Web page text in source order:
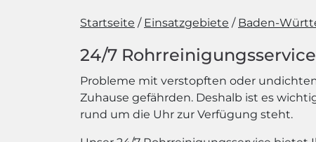
Startseite Einsatzgebiete Baden-
24/7
Probleme mit verstopften oder
Zuhause gefährden. Deshalb ist es
rund um die Uhr zur Verfügung steht.